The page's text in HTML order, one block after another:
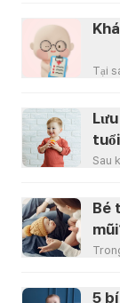
Tại
tuổi
Sau
Bé
5